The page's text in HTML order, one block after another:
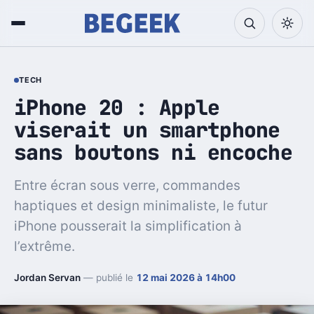
TECH
iPhone 20 : Apple
viserait un smartphone
sans boutons ni encoche
Entre écran sous verre, commandes
haptiques et design minimaliste, le futur
iPhone pousserait la simplification à
l’extrême.
Jordan Servan — publié le 12 mai 2026 à 14h00